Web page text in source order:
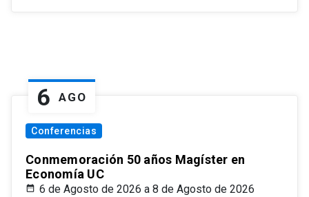
6 AGO
Conferencias
Conmemoración 50 años Magíster en
Economía UC
6 de Agosto de 2026 a 8 de Agosto de 2026